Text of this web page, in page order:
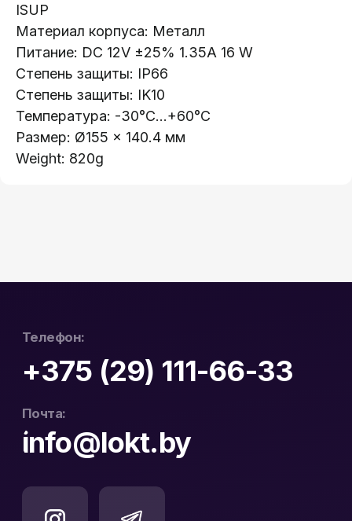
ISUP
Материал корпуса: Металл
Питание: DC 12V ±25% 1.35A 16 W
Степень защиты: IP66
Степень защиты: IK10
Температура: -30°C...+60°C
Размер: Ø155 × 140.4 мм
Weight: 820g
Контакты
Новости
Стать партнером
О компании
Разработка сайта: nastyadsgn
Офис в Минске:
ул. Веры Хоружей, 32А
Офис в Бресте:
ул. Пушкинская 19
Юридический Адрес:
РБ, 230023, г. Гродно,
ул. Буденного 41, оф. 404В
Почтовый Адрес:
и WD Purple в Беларуси